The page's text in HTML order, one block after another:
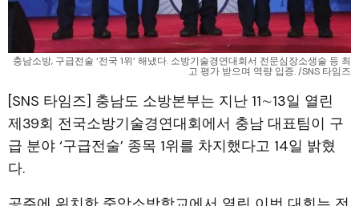
충남소방, 구급전술 ‘전국 1위’ 해냈다. 소방기술경연대회서 전문심장소생술 등 최
고 평가 받으며 역량 입증. /SNS 타임즈
[SNS 타임즈] 충남도 소방본부는 지난 11∼13일 열린
제39회 전국소방기술경연대회에서 충남 대표팀이 구
급 분야 ‘구급전술’ 종목 1위를 차지했다고 14일 밝혔
다.